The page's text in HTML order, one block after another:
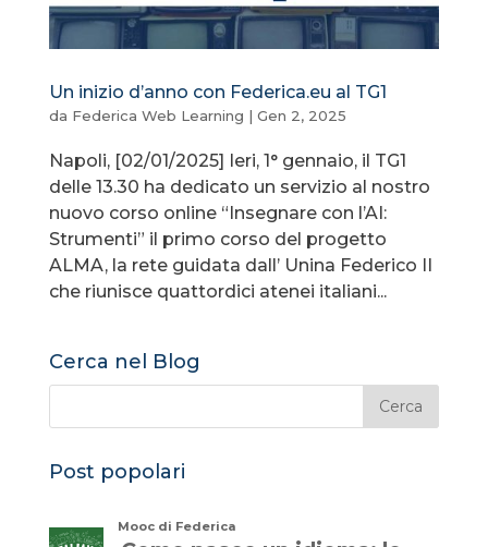
Un inizio d’anno con Federica.eu al TG1
da Federica Web Learning | Gen 2, 2025
Napoli, [02/01/2025] Ieri, 1° gennaio, il TG1
delle 13.30 ha dedicato un servizio al nostro
nuovo corso online “Insegnare con l’AI:
Strumenti” il primo corso del progetto
ALMA, la rete guidata dall’ Unina Federico II
che riunisce quattordici atenei italiani...
Cerca nel Blog
Post popolari